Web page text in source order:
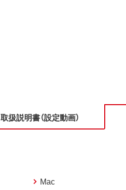
取扱説明書（設定動画）
Mac